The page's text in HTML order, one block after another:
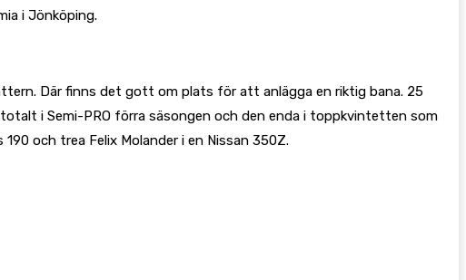
i Jönköping.
Där finns det gott om plats för att anlägga en riktig bana. 25
i Semi-PRO förra säsongen och den enda i toppkvintetten som
och trea Felix Molander i en Nissan 350Z.